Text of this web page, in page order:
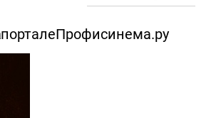
Профисинема.ру